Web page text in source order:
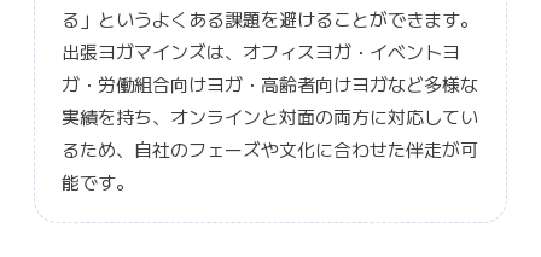
る」というよくある課題を避けることができます。
出張ヨガマインズは、オフィスヨガ・イベントヨ
ガ・労働組合向けヨガ・高齢者向けヨガなど多様な
実績を持ち、オンラインと対面の両方に対応してい
るため、自社のフェーズや文化に合わせた伴走が可
能です。